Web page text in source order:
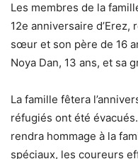
Les membres de la
12e anniversaire d’Erez,
sœur et son père de 16
Noya Dan, 13 ans, et sa
La famille fêtera
réfugiés ont été
rendra hommage à la
spéciaux, les coureurs